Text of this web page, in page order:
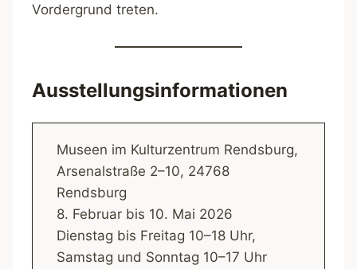
Vordergrund treten.
Ausstellungsinformationen
Museen im Kulturzentrum Rendsburg,
Arsenalstraße 2–10, 24768
Rendsburg
8. Februar bis 10. Mai 2026
Dienstag bis Freitag 10–18 Uhr,
Samstag und Sonntag 10–17 Uhr